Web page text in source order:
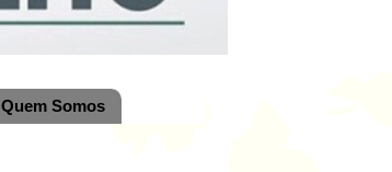
Quem Somos